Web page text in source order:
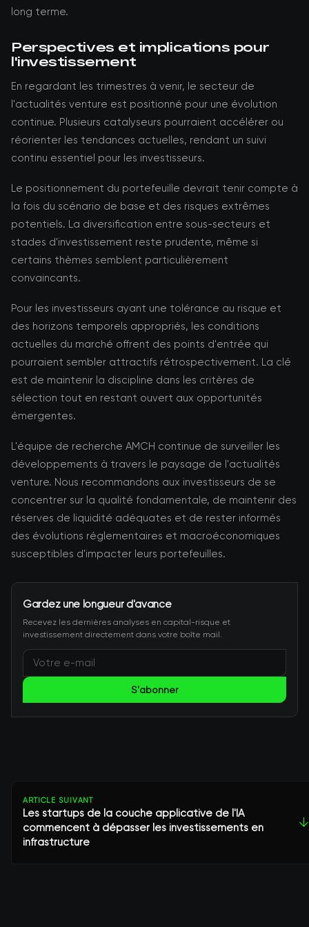
long terme.
Perspectives et implications pour
l'investissement
En regardant les trimestres à venir, le secteur de
l'actualités venture est positionné pour une évolution
continue. Plusieurs catalyseurs pourraient accélérer ou
réorienter les tendances actuelles, rendant un suivi
continu essentiel pour les investisseurs.
Le positionnement du portefeuille devrait tenir compte à
la fois du scénario de base et des risques extrêmes
potentiels. La diversification entre sous-secteurs et
stades d'investissement reste prudente, même si
certains thèmes semblent particulièrement
convaincants.
Pour les investisseurs ayant une tolérance au risque et
des horizons temporels appropriés, les conditions
actuelles du marché offrent des points d'entrée qui
pourraient sembler attractifs rétrospectivement. La clé
est de maintenir la discipline dans les critères de
sélection tout en restant ouvert aux opportunités
émergentes.
L'équipe de recherche AMCH continue de surveiller les
développements à travers le paysage de l'actualités
venture. Nous recommandons aux investisseurs de se
concentrer sur la qualité fondamentale, de maintenir des
réserves de liquidité adéquates et de rester informés
des évolutions réglementaires et macroéconomiques
susceptibles d'impacter leurs portefeuilles.
Gardez une longueur d'avance
Recevez les dernières analyses en capital-risque et
investissement directement dans votre boîte mail.
S'abonner
ARTICLE SUIVANT
Les startups de la couche applicative de l'IA
commencent à dépasser les investissements en
infrastructure
↓